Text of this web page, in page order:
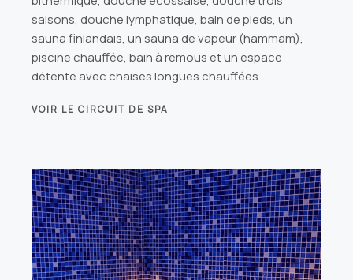
saisons, douche lymphatique, bain de pieds, un
sauna finlandais, un sauna de vapeur (hammam),
piscine chauffée, bain à remous et un espace
détente avec chaises longues chauffées.
VOIR LE CIRCUIT DE SPA